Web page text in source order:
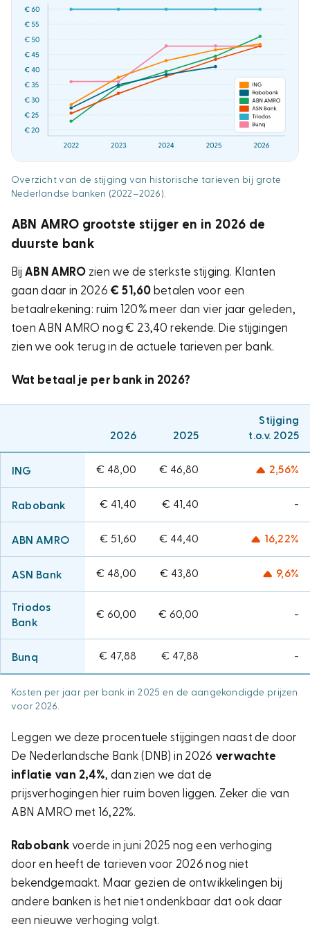
Overzicht van de stijging van historische tarieven bij grote
Nederlandse banken (2022–2026).
ABN AMRO grootste stijger en in 2026 de
duurste bank
BijABN AMRO zien we de sterkste stijging. Klanten
gaan daar in 2026 € 51,60 betalen voor een
betaalrekening: ruim 120% meer dan vier jaar geleden,
toen ABN AMRO nog€ 23,40 rekende. Die stijgingen
zien we ook terug in de actuele tarieven per bank.
Wat betaal je per bank in 2026?
2026 2025
Stijging
t.o.v. 2025
ING € 48,00 € 46,80 2,56%
Rabobank € 41,40 € 41,40 -
ABN AMRO € 51,60 € 44,40 16,22%
ASN Bank € 48,00 € 43,80 9,6%
Triodos
Bank
€ 60,00 € 60,00 -
Bunq € 47,88 € 47,88 -
Kosten per jaar per bank in 2025 en de aangekondigde prijzen
voor 2026.
Leggen we deze procentuele stijgingen naast de door
De Nederlandsche Bank (DNB) in 2026 verwachte
inflatie van 2,4%, dan zien we dat de
prijsverhogingen hier ruim boven liggen. Zeker die van
ABN AMRO met 16,22%.
Rabobank voerde in juni 2025 nog een verhoging
door en heeft de tarieven voor 2026 nog niet
bekendgemaakt. Maar gezien de ontwikkelingen bij
andere banken is het niet ondenkbaar dat ook daar
een nieuwe verhoging volgt.